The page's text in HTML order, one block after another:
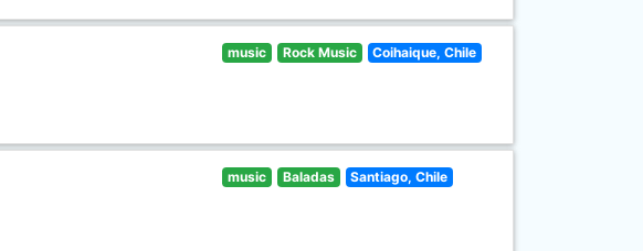
music Rock Music Coihaique, Chile
music Baladas Santiago, Chile